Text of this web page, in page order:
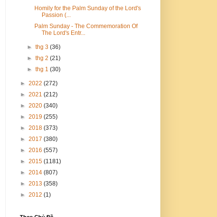
Homily for the Palm Sunday of the Lord's
Passion (...
Palm Sunday - The Commemoration Of
The Lord's Entr...
►thg 3(36)
►thg 2(21)
►thg 1(30)
► 2022 (272)
► 2021 (212)
► 2020 (340)
► 2019 (255)
► 2018 (373)
► 2017 (380)
► 2016 (557)
► 2015 (1181)
► 2014 (807)
► 2013 (358)
► 2012 (1)